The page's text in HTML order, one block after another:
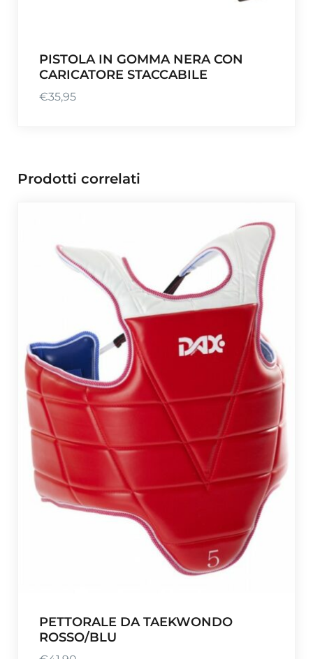
PISTOLA IN GOMMA NERA CON
CARICATORE STACCABILE
€35,95
Prodotti correlati
PETTORALE DA TAEKWONDO
ROSSO/BLU